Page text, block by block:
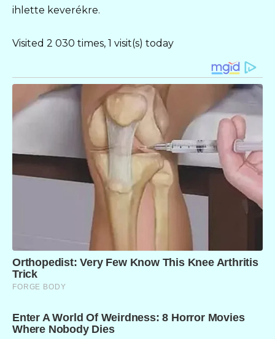
ihlette keverékre.
Visited 2 030 times, 1 visit(s) today